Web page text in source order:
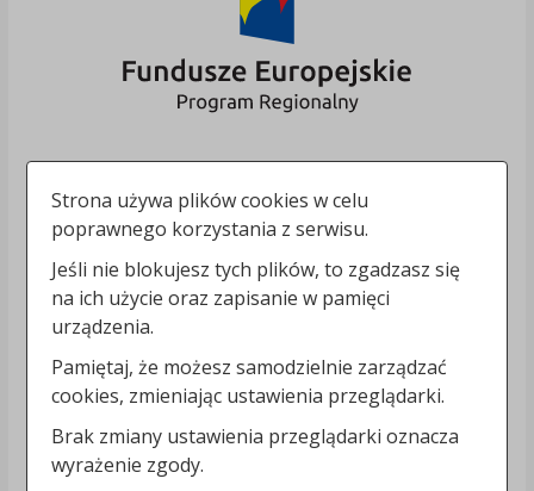
Strona używa plików cookies w celu
poprawnego korzystania z serwisu.
Jeśli nie blokujesz tych plików, to zgadzasz się
na ich użycie oraz zapisanie w pamięci
urządzenia.
Pamiętaj, że możesz samodzielnie zarządzać
cookies, zmieniając ustawienia przeglądarki.
Brak zmiany ustawienia przeglądarki oznacza
wyrażenie zgody.